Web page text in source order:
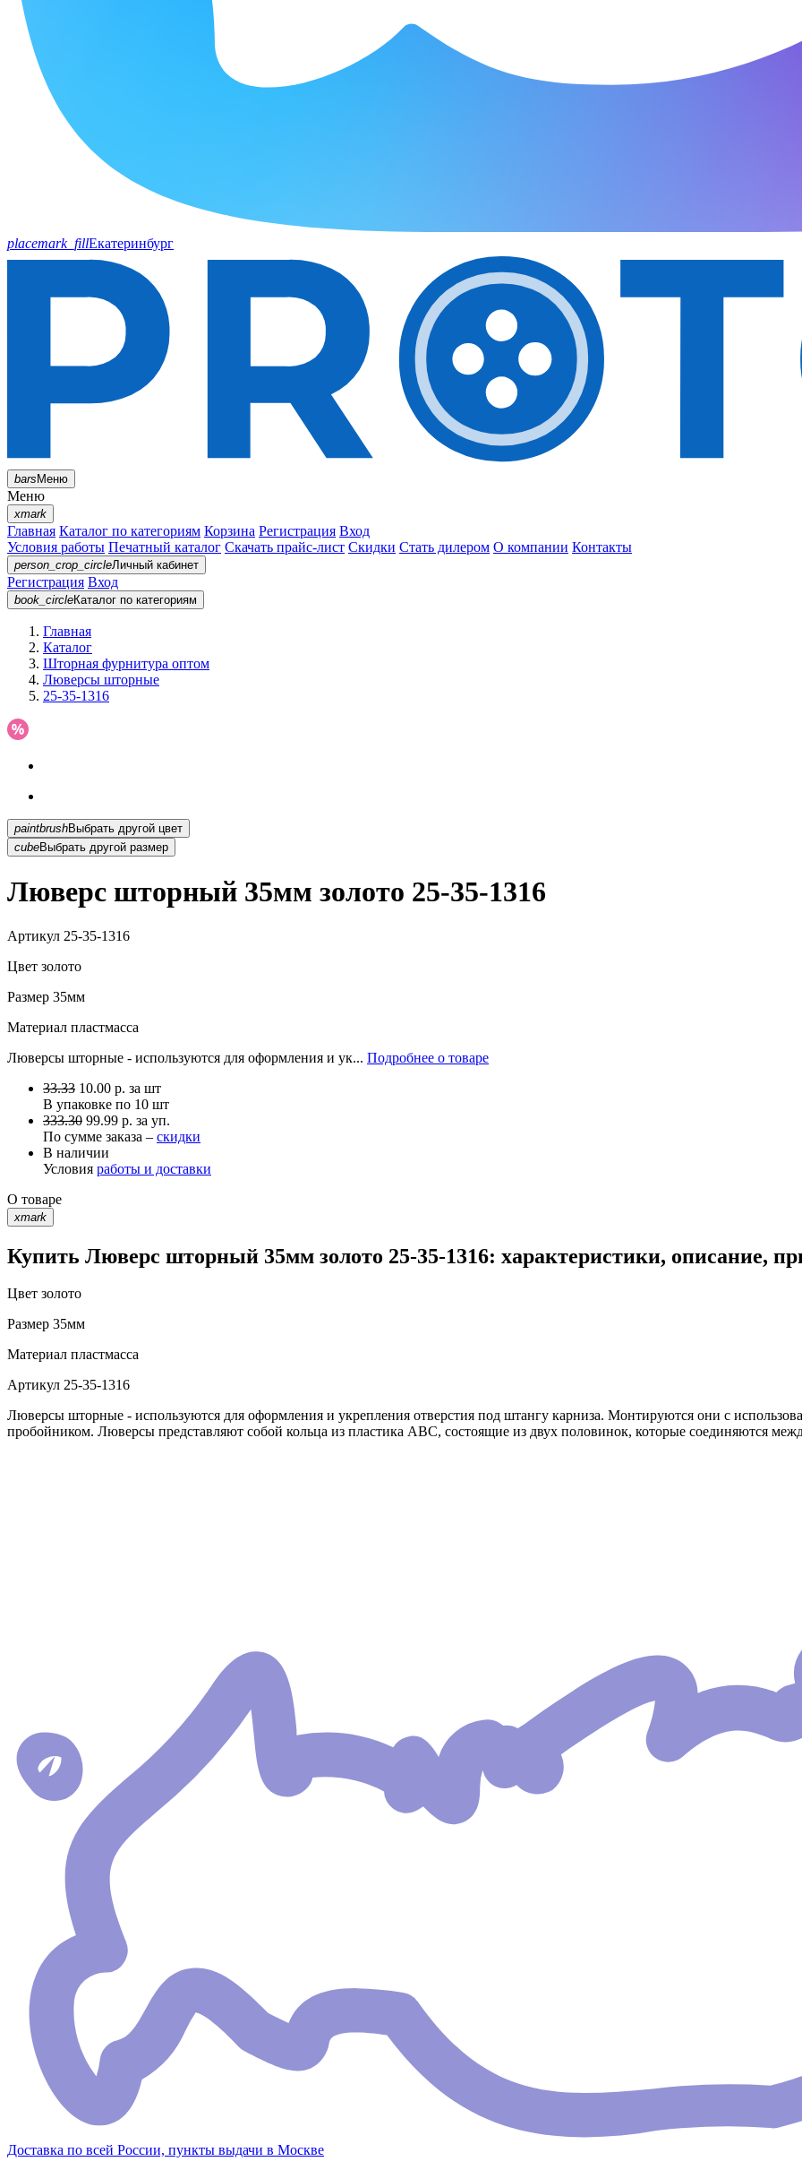
placemark_fillЕкатеринбург
barsМеню
Меню
xmark
Главная Каталог по категориям Корзина Регистрация Вход
Условия работы Печатный каталог Скачать прайс-лист Скидки Стать дилером О компании Контакты
person_crop_circleЛичный кабинет
Регистрация Вход
book_circleКаталог по категориям
Главная
Каталог
Шторная фурнитура оптом
Люверсы шторные
25-35-1316
paintbrush
Выбрать другой цвет
cubeВыбрать другой размер
Люверс шторный 35мм золото 25-35-1316
Артикул 25-35-1316
Цвет золото
Размер 35мм
Материал пластмасса
Люверсы шторные - используются для оформления и ук... Подробнее о товаре
33.33 10.00 р. за шт
В упаковке по 10 шт
333.30 99.99 р. за уп.
По сумме заказа – скидки
В наличии
Условия работы и доставки
О товаре
xmark
Купить Люверс шторный 35мм золото 25-35-1316: характеристики, описание,
Цвет золото
Размер 35мм
Материал пластмасса
Артикул 25-35-1316
Люверсы шторные - используются для оформления и укрепления отверстия под штангу карниза. Монтируются они с
пробойником. Люверсы представляют собой кольца из пластика АВС, состоящие из двух половинок, которые соединяются
Доставка по всей России, пункты выдачи в Москве